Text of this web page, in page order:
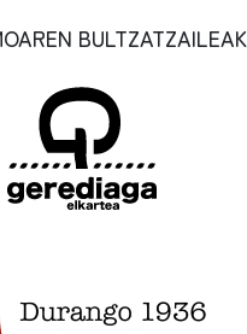
BULTZATZAILEAK